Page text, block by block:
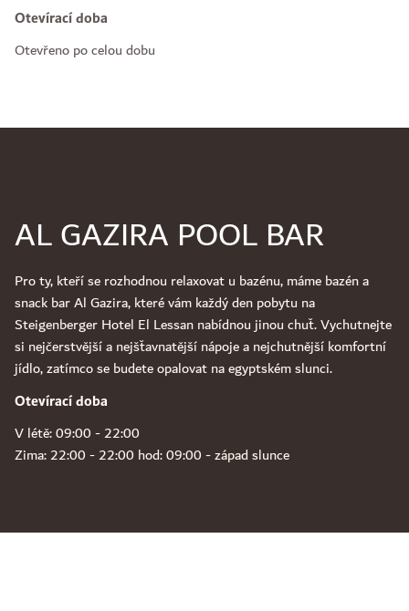
Otevírací doba
Otevřeno po celou dobu
AL GAZIRA POOL BAR
Pro ty, kteří se rozhodnou relaxovat u bazénu, máme bazén a
snack bar Al Gazira, které vám každý den pobytu na
Steigenberger Hotel El Lessan nabídnou jinou chuť. Vychutnejte
si nejčerstvější a nejšťavnatější nápoje a nejchutnější komfortní
jídlo, zatímco se budete opalovat na egyptském slunci.
Otevírací doba
V létě: 09:00 - 22:00
Zima: 22:00 - 22:00 hod: 09:00 - západ slunce